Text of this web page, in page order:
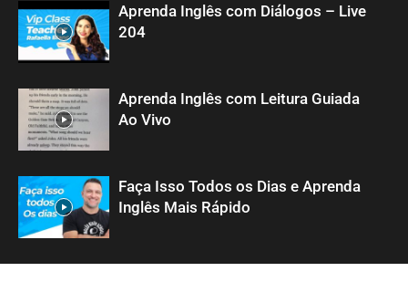
Aprenda Inglês com Diálogos – Live
204
Aprenda Inglês com Leitura Guiada
Ao Vivo
Faça Isso Todos os Dias e Aprenda
Inglês Mais Rápido